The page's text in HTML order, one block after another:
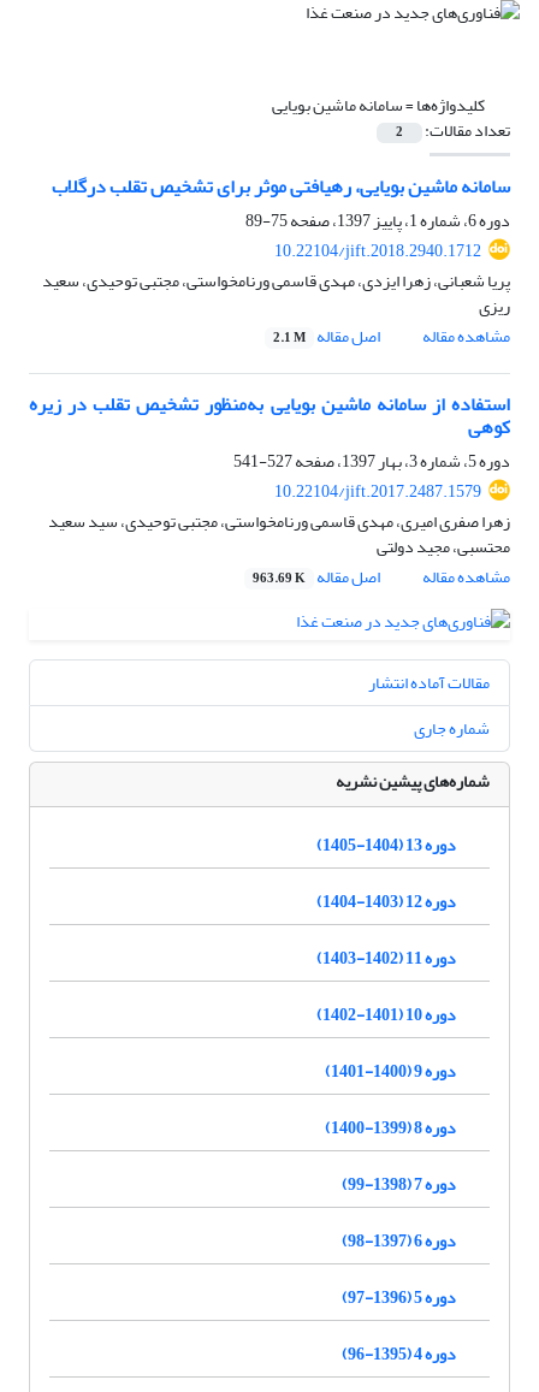
کلیدواژه‌ها =سامانه ماشین بویایی
تعداد مقالات: 2
سامانه ماشین بویایی، رهیافتی موثر برای تشخیص تقلب درگلاب
دوره 6، شماره 1، پاییز 1397، صفحه
75-89
10.22104/jift.2018.2940.1712
پریا شعبانی، زهرا ایزدی، مهدی قاسمی ورنامخواستی، مجتبی توحیدی، سعید
ریزی
مشاهده مقاله
اصل مقاله 2.1 M
استفاده از سامانه ماشین بویایی به‌منظور تشخیص تقلب در زیره
کوهی
دوره 5، شماره 3، بهار 1397، صفحه
527-541
10.22104/jift.2017.2487.1579
زهرا صفری امیری، مهدی قاسمی ورنامخواستی، مجتبی توحیدی، سید سعید
محتسبی، مجید دولتی
مشاهده مقاله
اصل مقاله 963.69 K
مقالات آماده انتشار
شماره جاری
شماره‌های پیشین نشریه
دوره 13 (1404-1405)
دوره 12 (1403-1404)
دوره 11 (1402-1403)
دوره 10 (1401-1402)
دوره 9 (1400-1401)
دوره 8 (1399-1400)
دوره 7 (1398-99)
دوره 6 (1397-98)
دوره 5 (1396-97)
دوره 4 (1395-96)